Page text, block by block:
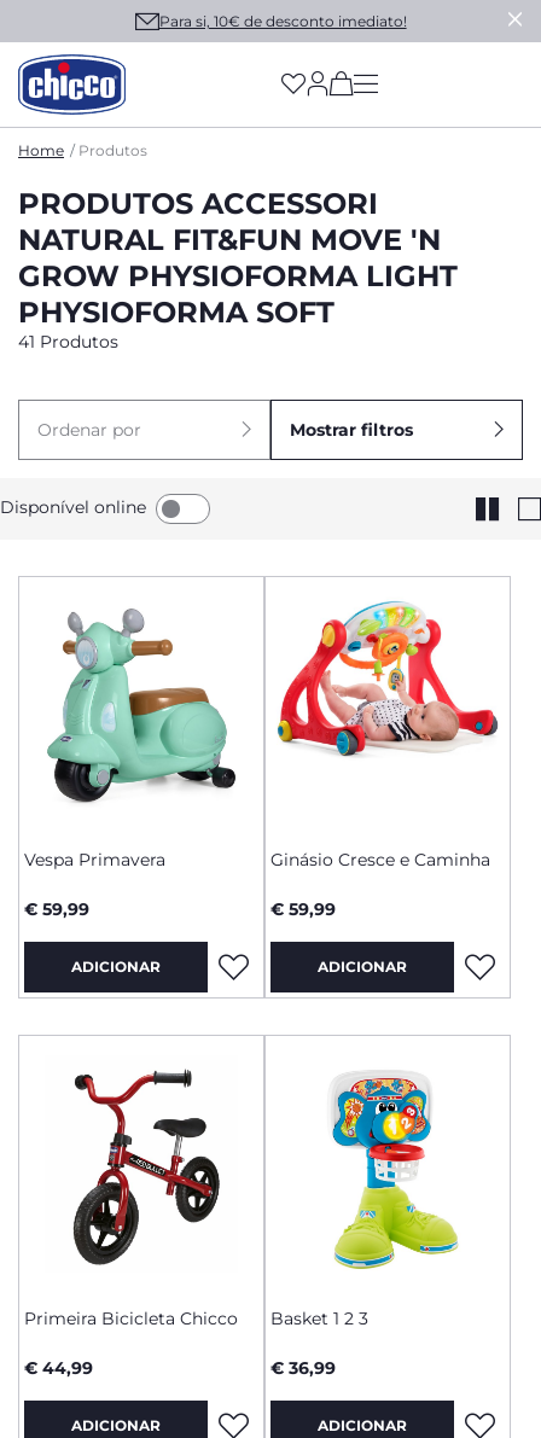
Para si, 10€ de desconto imediato!
(has more options
Home Produtos
PRODUTOS ACCESSORI
NATURAL FIT&FUN MOVE 'N
GROW PHYSIOFORMA LIGHT
PHYSIOFORMA SOFT
41 Produtos
Ordenar por Mostrar filtros
Disponível online
Vespa Primavera
€ 59,99
ADICIONAR
Ginásio Cresce e Caminha
€ 59,99
ADICIONAR
Primeira Bicicleta Chicco
€ 44,99
ADICIONAR
Basket 1 2 3
€ 36,99
ADICIONAR